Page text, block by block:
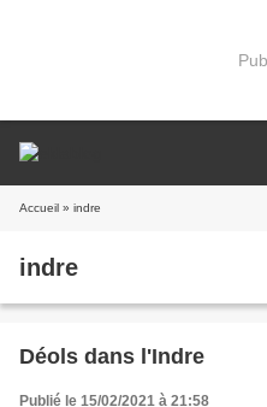
Accueil » indre
indre
Déols dans l'Indre
Publié le 15/02/2021 à 21:58